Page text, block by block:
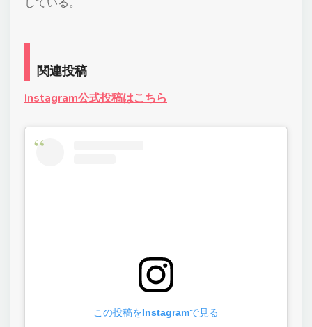
関連投稿
Instagram公式投稿はこちら
この投稿をInstagramで見る